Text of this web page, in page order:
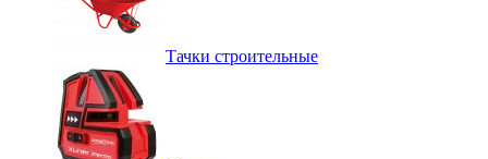
Тачки строительные